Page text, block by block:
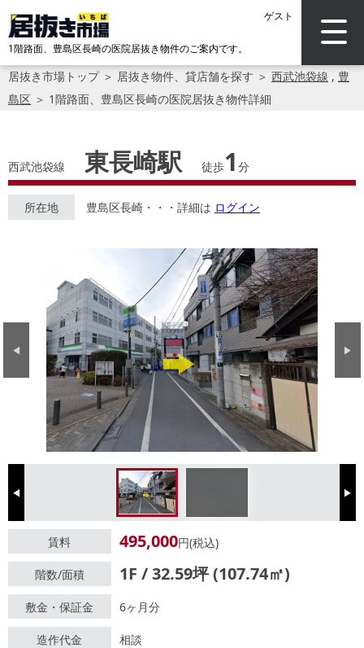
ゲスト
1階路面、豊島区長崎の医院居抜き物件のご案内です。
居抜き市場トップ＞ 居抜き物件、貸店舗を探す ＞ 西武池袋線 , 豊
島区 ＞ 1階路面、豊島区長崎の医院居抜き物件詳細
西武池袋線 東長崎駅 徒歩1 分
所在地 豊島区長崎・・・詳細は ログイン
Previous Next
Previous Next
賃料 495,000円(税込)
階数/面積 1F / 32.59坪 (107.74㎡)
敷金・保証金 6ヶ月分
造作代金 相談